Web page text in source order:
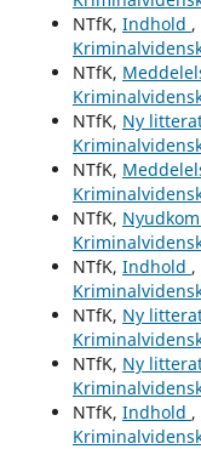
NTfK, Indhold ,
NTfK,
NTfK, Ny
NTfK,
NTfK,
NTfK, Indhold ,
NTfK, Ny
NTfK, Ny
NTfK, Indhold ,